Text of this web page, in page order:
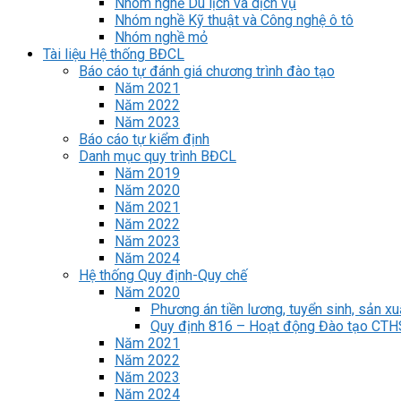
Nhóm nghề Kỹ thuật và Công nghệ ô tô
Nhóm nghề mỏ
Tài liệu Hệ thống BĐCL
Báo cáo tự đánh giá chương trình đào tạo
Năm 2021
Năm 2022
Năm 2023
Báo cáo tự kiểm định
Danh mục quy trình BĐCL
Năm 2019
Năm 2020
Năm 2021
Năm 2022
Năm 2023
Năm 2024
Hệ thống Quy định-Quy chế
Năm 2020
Phương án tiền lương, tuyển sinh, sản
Quy định 816 – Hoạt động Đào tạo
Năm 2021
Năm 2022
Năm 2023
Năm 2024